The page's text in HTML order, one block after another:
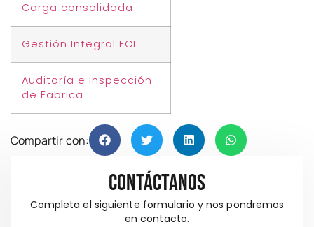
Carga consolidada
Gestión Integral FCL
Auditoría e Inspección
de Fabrica
Compartir con:
Contáctanos
Completa el siguiente formulario y nos pondremos
en contacto.